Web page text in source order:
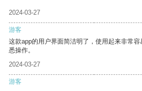
2024-03-27
游客
这款app的用户界面简洁明了，使用起来非常
悉操作。
2024-03-27
游客